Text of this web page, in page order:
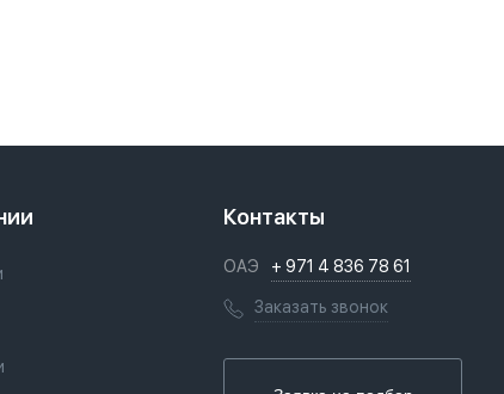
Контакты
ОАЭ + 971 4 836 78 61
Заказать звонок